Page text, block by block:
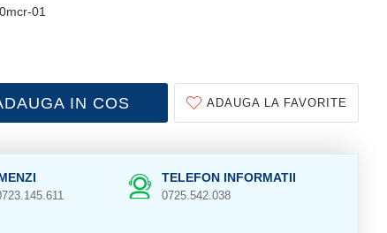
01
IN COS ADAUGA LA FAVORITE
TELEFON INFORMATII
0725.542.038